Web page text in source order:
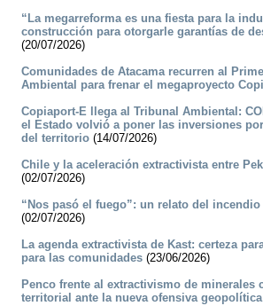
“La megarreforma es una fiesta para la
construcción para otorgarle garantías de
(20/07/2026)
Comunidades de Atacama recurren al
Ambiental para frenar el megaproyecto
Copiaport-E llega al Tribunal Ambiental:
el Estado volvió a poner las inversiones
del territorio (14/07/2026)
Chile y la aceleración extractivista entre
(02/07/2026)
“Nos pasó el fuego”: un relato del
(02/07/2026)
La agenda extractivista de Kast: certeza
para las comunidades (23/06/2026)
Penco frente al extractivismo de minerales
territorial ante la nueva ofensiva geopolítica